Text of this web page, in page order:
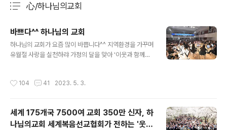
心/하나님의교회
바쁘다^^ 하나님의 교회
하나님의 교회가 요즘 많이 바쁩니다^^ 지역환경을 가꾸며
유월절 사랑을 실천하랴 가정의 달을 맞아 '이웃과 함께하
가꾸며 ‘유월절 사랑’ 실천 경주 동천동 일대 정화, 경북 각
세계복음선교협회(총회장 김주철 목사, 이하 하나님의 교
회)다. 하나님의 교회는 지난달 24일 경주에서 ‘유월절사
104 41 2023. 5. 3.
세계 175개국 7500여 교회 350만 신자, 하
나님의교회 세계복음선교협회가 전하는 '웃음